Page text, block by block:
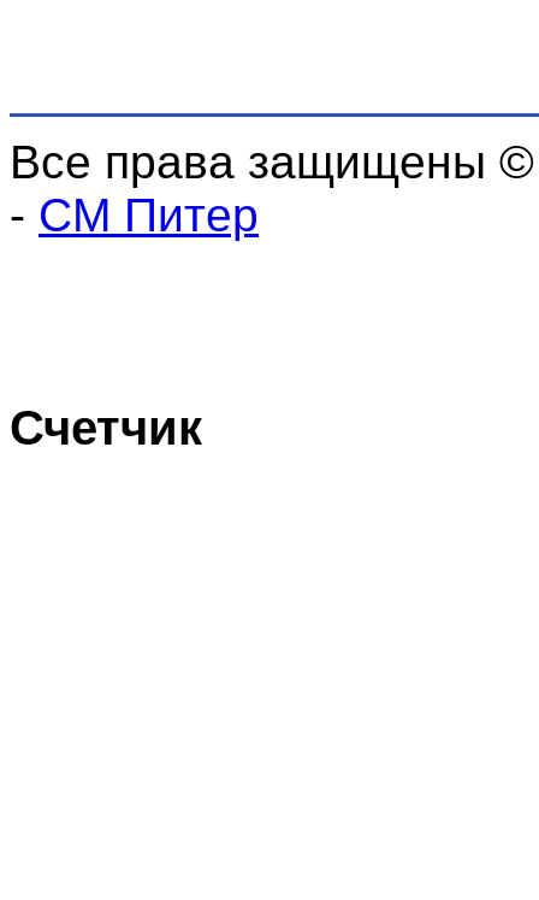
Все права защищены
- СМ Питер
Счетчик